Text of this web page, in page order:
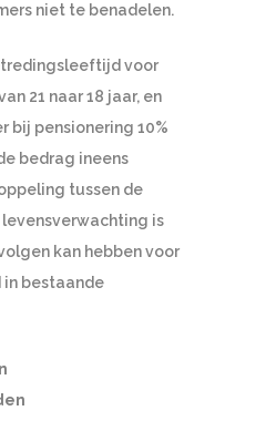
niet te benadelen.
voor
21 naar 18 jaar, en
bij pensionering 10%
bedrag ineens
tussen de
is
kan hebben voor
bestaande